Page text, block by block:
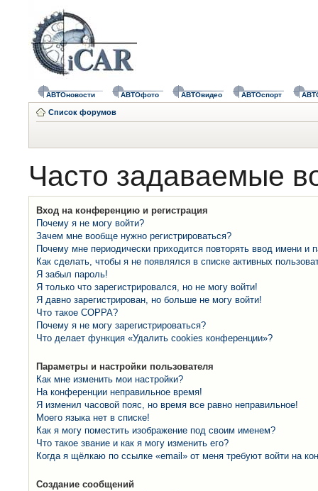
АВТОновости АВТОфото АВТОвидео АВТОспорт
Список форумов
Часто задаваемые
Вход на конференцию и регистрация
Почему я не могу войти?
Зачем мне вообще нужно регистрироваться?
Почему мне периодически приходится повторять ввод имени и
Как сделать, чтобы я не появлялся в списке активных
Я забыл пароль!
Я только что зарегистрировался, но не могу войти!
Я давно зарегистрирован, но больше не могу войти!
Что такое COPPA?
Почему я не могу зарегистрироваться?
Что делает функция «Удалить cookies конференции»?
Параметры и настройки пользователя
Как мне изменить мои настройки?
На конференции неправильное время!
Я изменил часовой пояс, но время все равно неправильное!
Моего языка нет в списке!
Как я могу поместить изображение под своим именем?
Что такое звание и как я могу изменить его?
Когда я щёлкаю по ссылке «email» от меня требуют войти на
Создание сообщений